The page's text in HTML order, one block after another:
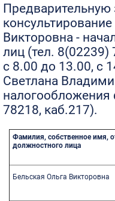
Предварительную
Викторовна -
лиц (тел.
с 8.00 до 13.00, с
Светлана
налогообложения
78218, каб.217).
Фамилия,собственное имя,
должностного лица
Бельская Ольга Викторовна